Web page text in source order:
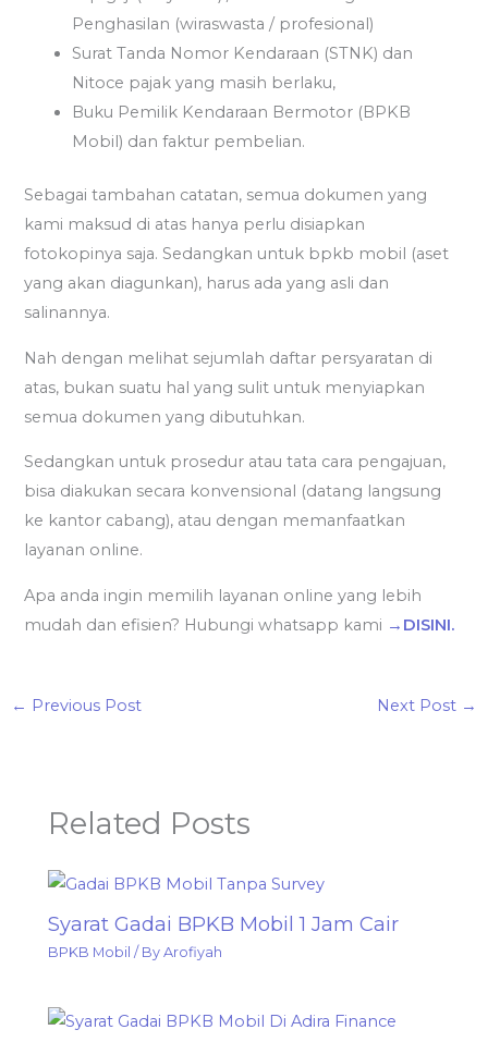
Penghasilan (wiraswasta / profesional)
Surat Tanda Nomor Kendaraan (STNK) dan
Nitoce pajak yang masih berlaku,
Buku Pemilik Kendaraan Bermotor (BPKB
Mobil) dan faktur pembelian.
Sebagai tambahan catatan, semua dokumen yang
kami maksud di atas hanya perlu disiapkan
fotokopinya saja. Sedangkan untuk bpkb mobil (aset
yang akan diagunkan), harus ada yang asli dan
salinannya.
Nah dengan melihat sejumlah daftar persyaratan di
atas, bukan suatu hal yang sulit untuk menyiapkan
semua dokumen yang dibutuhkan.
Sedangkan untuk prosedur atau tata cara pengajuan,
bisa diakukan secara konvensional (datang langsung
ke kantor cabang), atau dengan memanfaatkan
layanan online.
Apa anda ingin memilih layanan online yang lebih
mudah dan efisien? Hubungi whatsapp kami →DISINI.
← Previous Post Next Post →
Related Posts
Syarat Gadai BPKB Mobil 1 Jam Cair
BPKB Mobil / ByArofiyah